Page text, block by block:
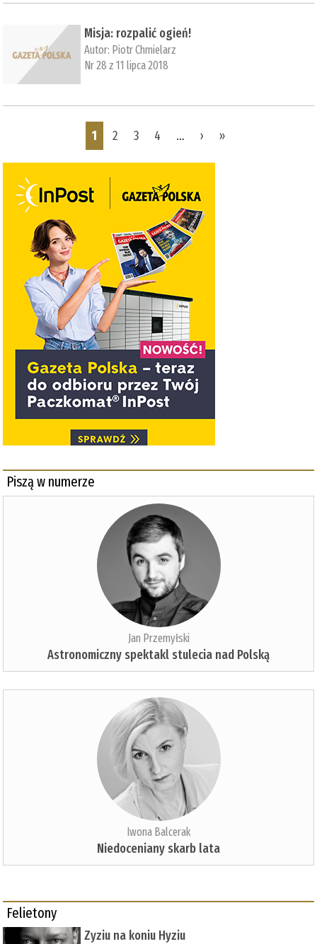
Misja: rozpalić ogień!
Autor: Piotr Chmielarz
Nr 28 z 11 lipca 2018
1 2 3 4 … › »
Piszą w numerze
Jan Przemyłski
Astronomiczny spektakl stulecia nad Polską
Iwona Balcerak
Niedoceniany skarb lata
Felietony
Zyziu na koniu Hyziu